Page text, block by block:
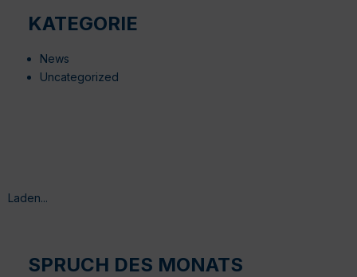
KATEGORIE
News
Uncategorized
Laden...
SPRUCH DES MONATS